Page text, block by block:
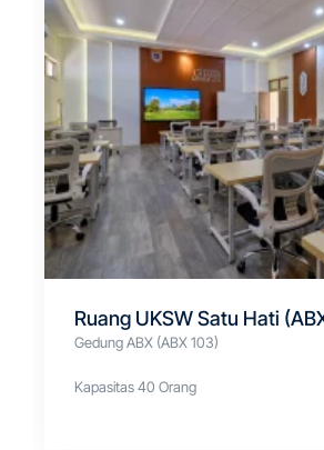
Ruang UKSW Satu Hati
Gedung ABX (ABX 103)
Kapasitas 40 Orang